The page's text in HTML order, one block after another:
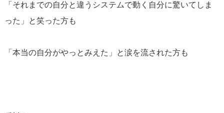
「それまでの自分と違うシステムで動く自分に驚いてしま
った」と笑った方も
「本当の自分がやっとみえた」と涙を流された方も